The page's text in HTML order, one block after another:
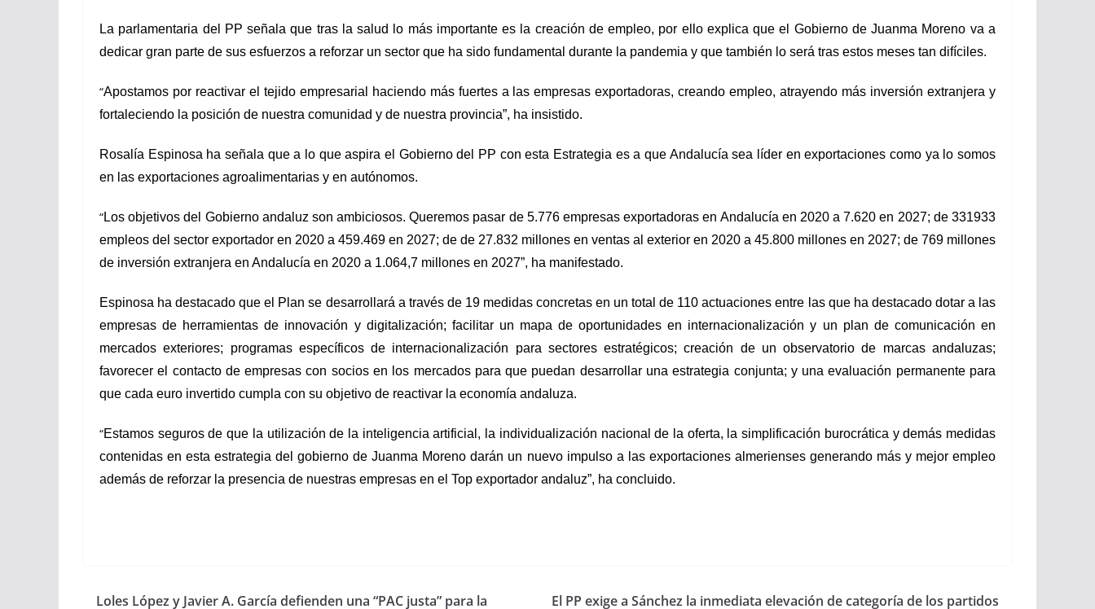
La parlamentaria del PP señala que tras la salud lo más importante es la creación de empleo, por ello explica que el Gobierno de Juanma Moreno va a
dedicar gran parte de sus esfuerzos a reforzar un sector que ha sido fundamental durante la pandemia y que también lo será tras estos meses tan difíciles.
“Apostamos por reactivar el tejido empresarial haciendo más fuertes a las empresas exportadoras, creando empleo, atrayendo más inversión extranjera y
fortaleciendo la posición de nuestra comunidad y de nuestra provincia”, ha insistido.
Rosalía Espinosa ha señala que a lo que aspira el Gobierno del PP con esta Estrategia es a que Andalucía sea líder en exportaciones como ya lo somos
en las exportaciones agroalimentarias y en autónomos.
“Los objetivos del Gobierno andaluz son ambiciosos. Queremos pasar de 5.776 empresas exportadoras en Andalucía en 2020 a 7.620 en 2027; de 331933
empleos del sector exportador en 2020 a 459.469 en 2027; de de 27.832 millones en ventas al exterior en 2020 a 45.800 millones en 2027; de 769 millones
de inversión extranjera en Andalucía en 2020 a 1.064,7 millones en 2027”, ha manifestado.
Espinosa ha destacado que el Plan se desarrollará a través de 19 medidas concretas en un total de 110 actuaciones entre las que ha destacado dotar a las
empresas de herramientas de innovación y digitalización; facilitar un mapa de oportunidades en internacionalización y un plan de comunicación en
mercados exteriores; programas específicos de internacionalización para sectores estratégicos; creación de un observatorio de marcas andaluzas;
favorecer el contacto de empresas con socios en los mercados para que puedan desarrollar una estrategia conjunta; y una evaluación permanente para
que cada euro invertido cumpla con su objetivo de reactivar la economía andaluza.
“Estamos seguros de que la utilización de la inteligencia artificial, la individualización nacional de la oferta, la simplificación burocrática y demás medidas
contenidas en esta estrategia del gobierno de Juanma Moreno darán un nuevo impulso a las exportaciones almerienses generando más y mejor empleo
además de reforzar la presencia de nuestras empresas en el Top exportador andaluz”, ha concluido.
Loles López y Javier A. García defienden una “PAC justa” para la El PP exige a Sánchez la inmediata elevación de categoría de los partidos